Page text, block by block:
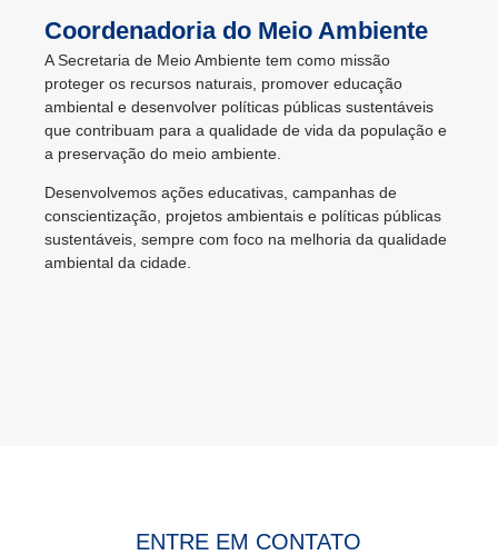
Coordenadoria do Meio Ambiente
A Secretaria de Meio Ambiente tem como missão
proteger os recursos naturais, promover educação
ambiental e desenvolver políticas públicas sustentáveis
que contribuam para a qualidade de vida da população e
a preservação do meio ambiente.
Desenvolvemos ações educativas, campanhas de
conscientização, projetos ambientais e políticas públicas
sustentáveis, sempre com foco na melhoria da qualidade
ambiental da cidade.
ENTRE EM CONTATO